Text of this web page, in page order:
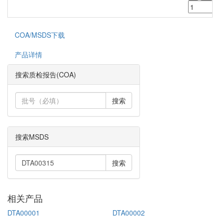
COA/MSDS下载
产品详情
搜索质检报告(COA)
搜索
搜索MSDS
搜索
相关产品
DTA00001 DTA00002